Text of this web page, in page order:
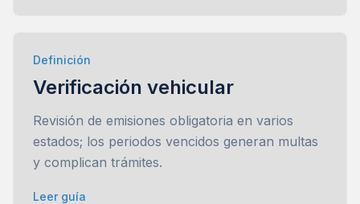
Definición
Verificación vehicular
Revisión de emisiones obligatoria en varios
estados; los periodos vencidos generan multas
y complican trámites.
Leer guía